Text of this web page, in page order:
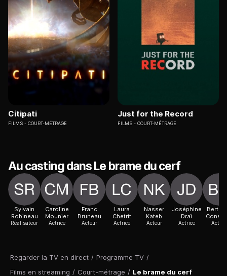
Regarder la TV en direct / Programme TV /
Films en streaming / Court-métrage / Le brame du cerf
Citipati
FILMS COURT-MÉTRAGE
Just for the Record
FILMS COURT-MÉTRAGE
Au casting dans Le brame du cerf
Sylvain
Robineau
Réalisateur
Caroline
Mounier
Actrice
Franc
Bruneau
Acteur
Laura
Chetrit
Actrice
Nasser
Kateb
Acteur
Joséphine
Draï
Actrice Acteur